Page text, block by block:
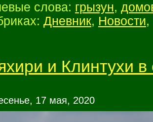
слова: грызун,
Дневник, Новости,
и Клинтухи в
17 мая, 2020